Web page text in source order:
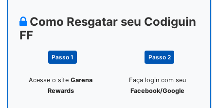
Como Resgatar seu Codiguin
FF
Passo 1
Acesse o site Garena
Rewards
Passo 2
Faça login com seu
Facebook/Google